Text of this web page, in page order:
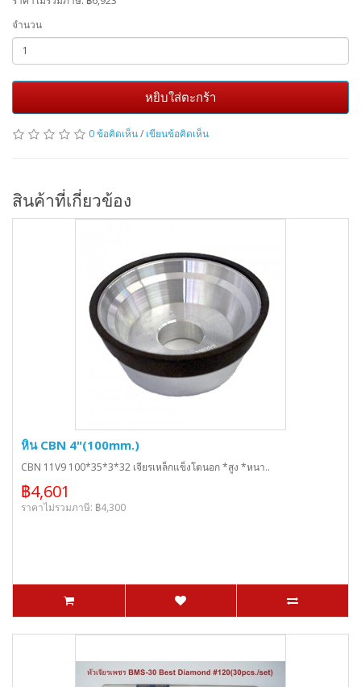
จำนวน
หยิบใส่ตะกร้า
0 ข้อคิดเห็น/ เขียนข้อคิดเห็น
สินค้าที่เกี่ยวข้อง
หิน CBN 4"(100mm.)
CBN 11V9 100*35*3*32 เจียรเหล็กแข็งโตนอก *สูง *หนา..
฿4,601
ราคาไม่รวมภาษี: ฿4,300